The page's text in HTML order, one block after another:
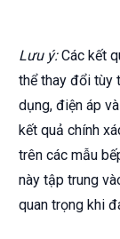
Lưu ý:Các kết
thể thay đổi tùy
dụng, điện áp
kết quả chính
trên các mẫu
này tập trung
quan trọng khi